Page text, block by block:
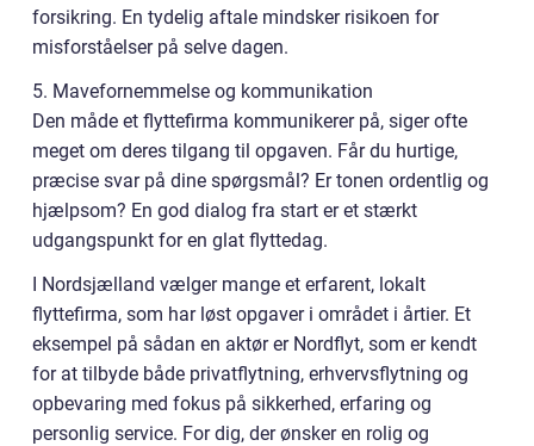
forsikring. En tydelig aftale mindsker risikoen for
misforståelser på selve dagen.
5. Mavefornemmelse og kommunikation
Den måde et flyttefirma kommunikerer på, siger ofte
meget om deres tilgang til opgaven. Får du hurtige,
præcise svar på dine spørgsmål? Er tonen ordentlig og
hjælpsom? En god dialog fra start er et stærkt
udgangspunkt for en glat flyttedag.
I Nordsjælland vælger mange et erfarent, lokalt
flyttefirma, som har løst opgaver i området i årtier. Et
eksempel på sådan en aktør er Nordflyt, som er kendt
for at tilbyde både privatflytning, erhvervsflytning og
opbevaring med fokus på sikkerhed, erfaring og
personlig service. For dig, der ønsker en rolig og